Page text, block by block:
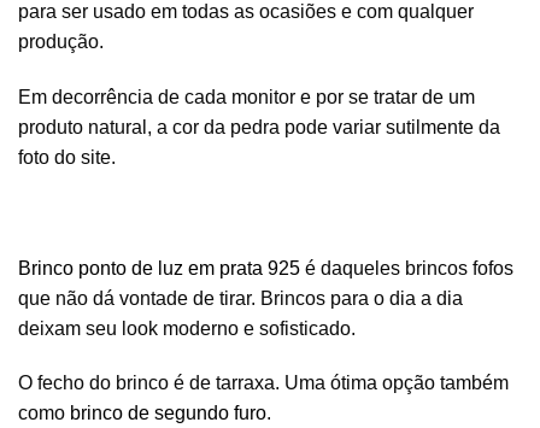
para ser usado em todas as ocasiões e com qualquer
produção.
Em decorrência de cada monitor e por se tratar de um
produto natural, a cor da pedra pode variar sutilmente da
foto do site.
Brinco ponto de luz em prata 925 é daqueles brincos fofos
que não dá vontade de tirar. Brincos para o dia a dia
deixam seu look moderno e sofisticado.
O fecho do brinco é de tarraxa. Uma ótima opção também
como brinco de segundo furo.